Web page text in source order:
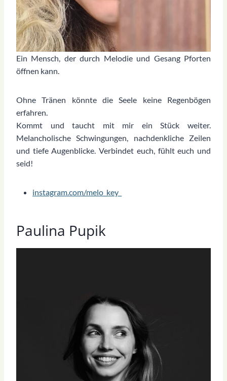
Ein Mensch, der durch Melodie und Gesang Pforten
öffnen kann.
Ohne Tränen könnte die Seele keine Regenbögen
erfahren.
Kommt und taucht mit mir ein Stück weiter.
Melancholische Schwingungen, nachdenkliche Zeilen
und tiefe Augenblicke. Verbindet euch, fühlt euch und
seid!
instagram.com/melo_key_
Paulina Pupik